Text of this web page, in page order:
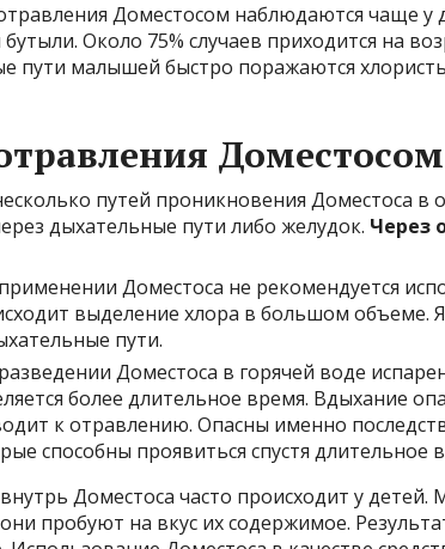
Доместосом наблюдаются чаще у
Около 75% случаев приходится на
пути малышей быстро поражаются
путей проникновения Доместоса в
дыхательные пути либо желудок. Через
Доместоса не рекомендуется
выделение хлора в большом объеме.
пути.
Доместоса в горячей воде
более длительное время. Вдыхание
к отравлению. Опасны именно
способны проявиться спустя длительное
Доместоса часто происходит у
пробуют на вкус их содержимое.